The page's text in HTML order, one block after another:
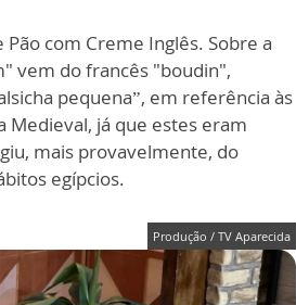
com Creme Inglês. Sobre a
vem do francês "boudin",
pequena”, em referência às
Medieval, já que estes eram
mais provavelmente, do
egípcios.
Produção / TV Aparecida